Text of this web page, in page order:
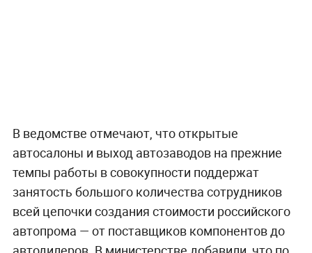
В ведомстве отмечают, что открытые
автосалоны и выход автозаводов на прежние
темпы работы в совокупности поддержат
занятость большого количества сотрудников
всей цепочки создания стоимости российского
автопрома — от поставщиков компонентов до